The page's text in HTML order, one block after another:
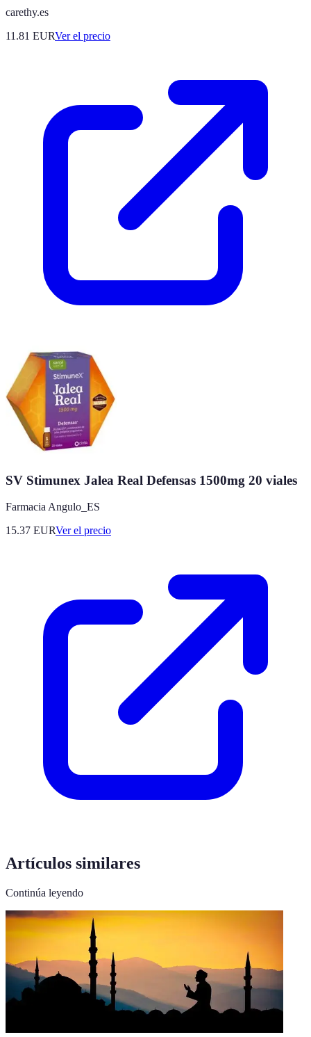
carethy.es
11.81 EURVer el precio
SV Stimunex Jalea Real Defensas 1500mg 20 viales
Farmacia Angulo_ES
15.37 EURVer el precio
Artículos similares
Continúa leyendo